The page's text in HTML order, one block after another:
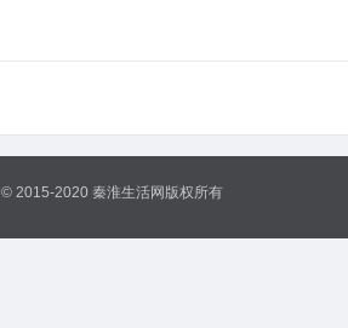
© 2015-2020 秦淮生活网版权所有